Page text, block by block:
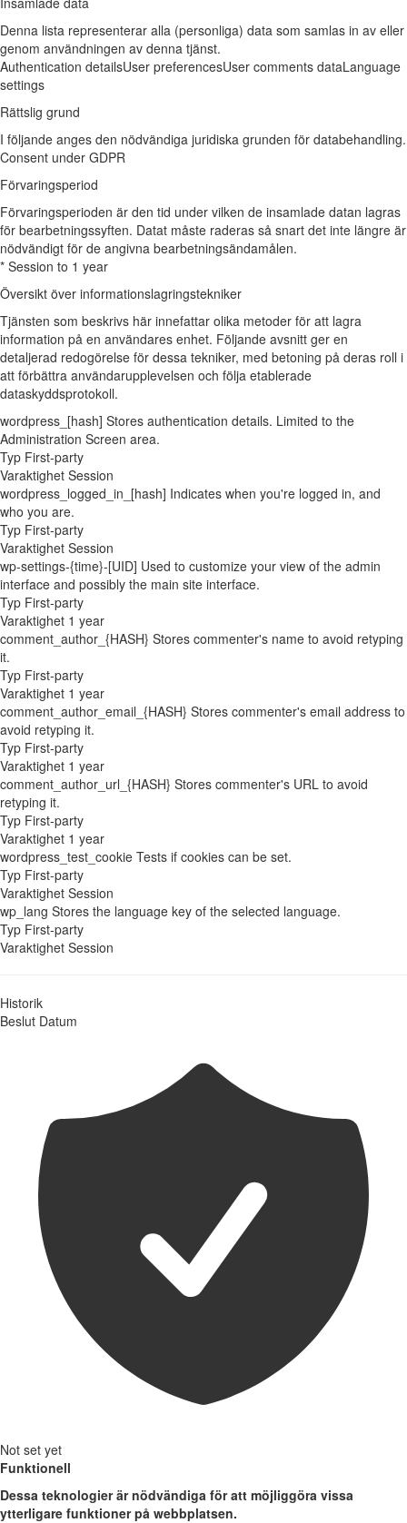
Denna lista representerar alla (personliga) data som samlas in av eller
genom användningen av denna tjänst.
Authentication detailsUser preferencesUser comments dataLanguage
settings
Rättslig grund
I följande anges den nödvändiga juridiska grunden för databehandling.
Consent under GDPR
Förvaringsperiod
Förvaringsperioden är den tid under vilken de insamlade datan lagras
för bearbetningssyften. Datat måste raderas så snart det inte längre är
nödvändigt för de angivna bearbetningsändamålen.
* Session to 1 year
Översikt över informationslagringstekniker
Tjänsten som beskrivs här innefattar olika metoder för att lagra
information på en användares enhet. Följande avsnitt ger en
detaljerad redogörelse för dessa tekniker, med betoning på deras roll i
att förbättra användarupplevelsen och följa etablerade
dataskyddsprotokoll.
wordpress_[hash] Stores authentication details. Limited to the
Administration Screen area.
Typ First-party
Varaktighet Session
wordpress_logged_in_[hash] Indicates when you're logged in, and
who you are.
Typ First-party
Varaktighet Session
wp-settings-{time}-[UID] Used to customize your view of the admin
interface and possibly the main site interface.
Typ First-party
Varaktighet 1 year
comment_author_{HASH} Stores commenter's name to avoid retyping
it.
Typ First-party
Varaktighet 1 year
comment_author_email_{HASH} Stores commenter's email address to
avoid retyping it.
Typ First-party
Varaktighet 1 year
comment_author_url_{HASH} Stores commenter's URL to avoid
retyping it.
Typ First-party
Varaktighet 1 year
wordpress_test_cookie Tests if cookies can be set.
Typ First-party
Varaktighet Session
wp_lang Stores the language key of the selected language.
Typ First-party
Varaktighet Session
Historik
Beslut Datum
Not set yet
Funktionell
Dessa teknologier är nödvändiga för att möjliggöra vissa
ytterligare funktioner på webbplatsen.